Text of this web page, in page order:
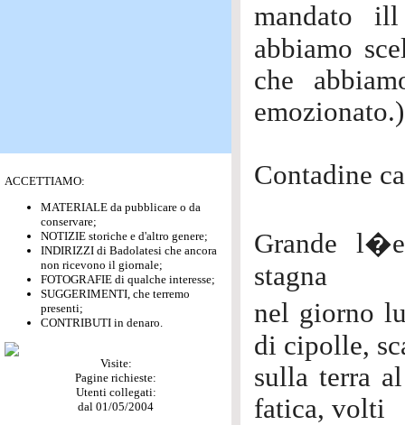
ACCETTIAMO:
MATERIALE da pubblicare o da
conservare;
NOTIZIE storiche e d'altro genere;
INDIRIZZI di Badolatesi che ancora
non ricevono il giornale;
FOTOGRAFIE di qualche interesse;
SUGGERIMENTI, che terremo
presenti;
CONTRIBUTI in denaro.
Visite:
Pagine richieste:
Utenti collegati:
dal 01/05/2004
mandato
abbiamo
che
emozionato.)
Contadine
Grande
stagna
nel giorno
di cipolle,
sulla terra
fatica, volti